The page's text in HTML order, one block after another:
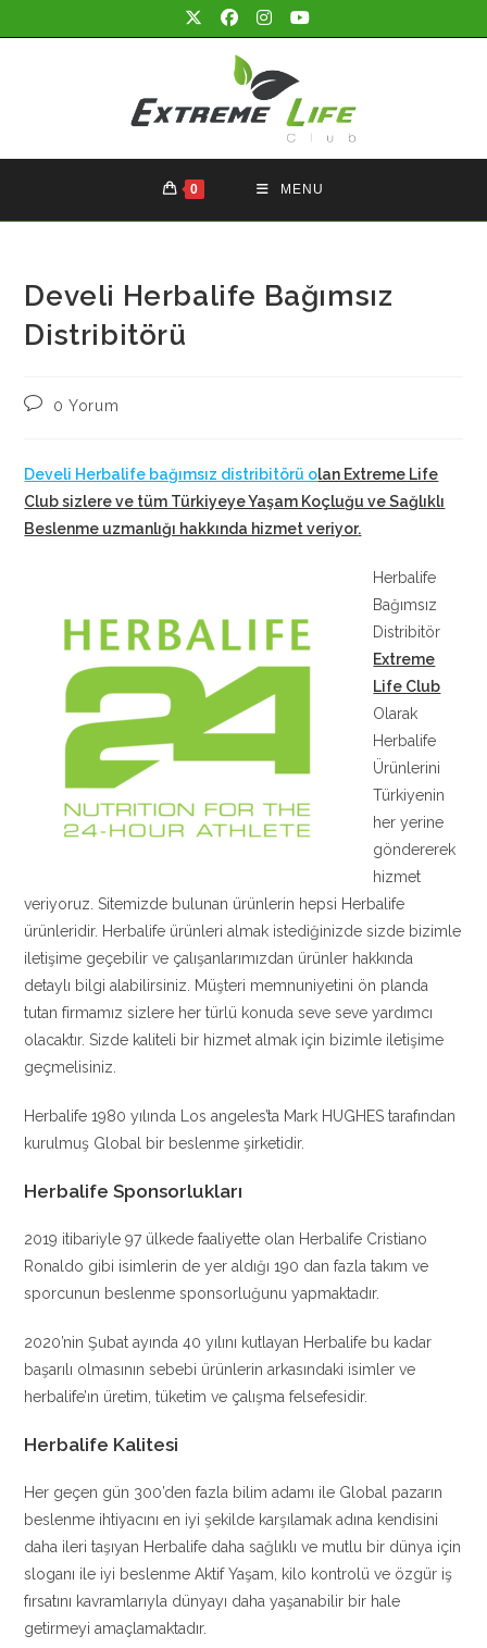
to
0 MENU
Develi Herbalife Bağımsız
Distribitörü
Post0 Yorum
Develi Herbalife bağımsız distribitörü olan Extreme Life
Club sizlere ve tüm Türkiyeye Yaşam Koçluğu ve Sağlıklı
Beslenme uzmanlığı hakkında hizmet veriyor.
Herbalife
Bağımsız
Distribitör
Extreme
Life Club
Olarak
Herbalife
Ürünlerini
Türkiyenin
her yerine
göndererek
hizmet
veriyoruz. Sitemizde bulunan ürünlerin hepsi Herbalife
ürünleridir. Herbalife ürünleri almak istediğinizde sizde bizimle
iletişime geçebilir ve çalışanlarımızdan ürünler hakkında
detaylı bilgi alabilirsiniz. Müşteri memnuniyetini ön planda
tutan firmamız sizlere her türlü konuda seve seve yardımcı
olacaktır. Sizde kaliteli bir hizmet almak için bizimle iletişime
geçmelisiniz.
Herbalife 1980 yılında Los angeles’ta Mark HUGHES tarafından
kurulmuş Global bir beslenme şirketidir.
Herbalife Sponsorlukları
2019 itibariyle 97 ülkede faaliyette olan Herbalife Cristiano
Ronaldo gibi isimlerin de yer aldığı 190 dan fazla takım ve
sporcunun beslenme sponsorluğunu yapmaktadır.
2020’nin Şubat ayında 40 yılını kutlayan Herbalife bu kadar
başarılı olmasının sebebi ürünlerin arkasındaki isimler ve
herbalife’ın üretim, tüketim ve çalışma felsefesidir.
Herbalife Kalitesi
Her geçen gün 300’den fazla bilim adamı ile Global pazarın
beslenme ihtiyacını en iyi şekilde karşılamak adına kendisini
daha ileri taşıyan Herbalife daha sağlıklı ve mutlu bir dünya için
sloganı ile iyi beslenme Aktif Yaşam, kilo kontrolü ve özgür iş
fırsatını kavramlarıyla dünyayı daha yaşanabilir bir hale
getirmeyi amaçlamaktadır.